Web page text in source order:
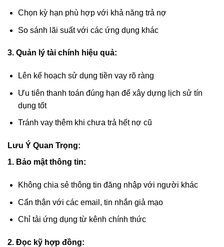
Chọn kỳ hạn phù hợp với khả năng trả nợ
So sánh lãi suất với các ứng dụng khác
3. Quản lý tài chính hiệu quả:
Lên kế hoạch sử dụng tiền vay rõ ràng
Ưu tiên thanh toán đúng hạn để xây dựng lịch sử tín
dụng tốt
Tránh vay thêm khi chưa trả hết nợ cũ
Lưu Ý Quan Trọng:
1. Bảo mật thông tin:
Không chia sẻ thông tin đăng nhập với người khác
Cẩn thận với các email, tin nhắn giả mạo
Chỉ tải ứng dụng từ kênh chính thức
2. Đọc kỹ hợp đồng: